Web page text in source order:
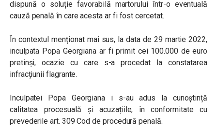
dispună o soluție favorabilă martorului într-o eventuală
cauză penală în care acesta ar fi fost cercetat.
În contextul menționat mai sus, la data de 29 martie 2022,
inculpata Popa Georgiana ar fi primit cei 100.000 de euro
pretinși, ocazie cu care s-a procedat la constatarea
infracțiunii flagrante.
Inculpatei Popa Georgiana i s-au adus la cunoștință
calitatea procesuală și acuzațiile, în conformitate cu
prevederile art. 309 Cod de procedură penală.